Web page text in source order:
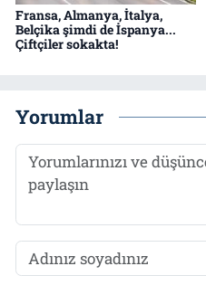
Fransa, Almanya, İtalya,
Belçika şimdi de İspanya...
Çiftçiler sokakta!
Yorumlar